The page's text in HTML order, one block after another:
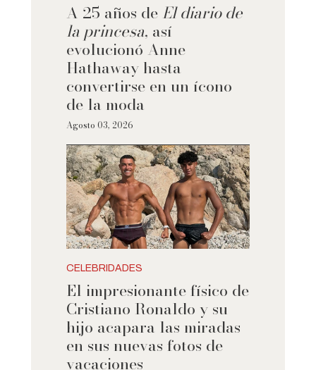
A 25 años de El diario de
la princesa, así
evolucionó Anne
Hathaway hasta
convertirse en un ícono
de la moda
Agosto 03, 2026
CELEBRIDADES
El impresionante físico de
Cristiano Ronaldo y su
hijo acapara las miradas
en sus nuevas fotos de
vacaciones